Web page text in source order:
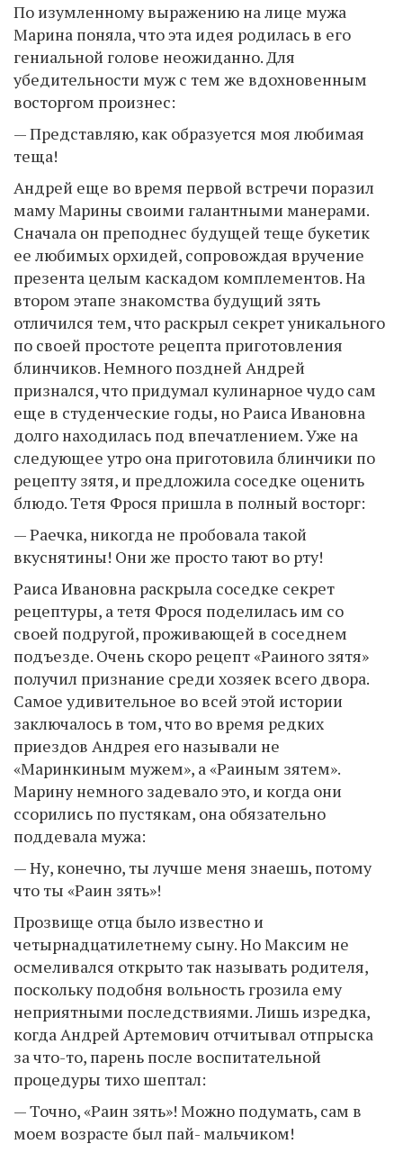
По изумленному выражению на лице мужа
Марина поняла, что эта идея родилась в его
гениальной голове неожиданно. Для
убедительности муж с тем же вдохновенным
восторгом произнес:
— Представляю, как образуется моя любимая
теща!
Андрей еще во время первой встречи поразил
маму Марины своими галантными манерами.
Сначала он преподнес будущей теще букетик
ее любимых орхидей, сопровождая вручение
презента целым каскадом комплементов. На
втором этапе знакомства будущий зять
отличился тем, что раскрыл секрет уникального
по своей простоте рецепта приготовления
блинчиков. Немного поздней Андрей
признался, что придумал кулинарное чудо сам
еще в студенческие годы, но Раиса Ивановна
долго находилась под впечатлением. Уже на
следующее утро она приготовила блинчики по
рецепту зятя, и предложила соседке оценить
блюдо. Тетя Фрося пришла в полный восторг:
— Раечка, никогда не пробовала такой
вкуснятины! Они же просто тают во рту!
Раиса Ивановна раскрыла соседке секрет
рецептуры, а тетя Фрося поделилась им со
своей подругой, проживающей в соседнем
подъезде. Очень скоро рецепт «Раиного зятя»
получил признание среди хозяек всего двора.
Самое удивительное во всей этой истории
заключалось в том, что во время редких
приездов Андрея его называли не
«Маринкиным мужем», а «Раиным зятем».
Марину немного задевало это, и когда они
ссорились по пустякам, она обязательно
поддевала мужа:
— Ну, конечно, ты лучше меня знаешь, потому
что ты «Раин зять»!
Прозвище отца было известно и
четырнадцатилетнему сыну. Но Максим не
осмеливался открыто так называть родителя,
поскольку подобня вольность грозила ему
неприятными последствиями. Лишь изредка,
когда Андрей Артемович отчитывал отпрыска
за что-то, парень после воспитательной
процедуры тихо шептал:
— Точно, «Раин зять»! Можно подумать, сам в
моем возрасте был пай- мальчиком!